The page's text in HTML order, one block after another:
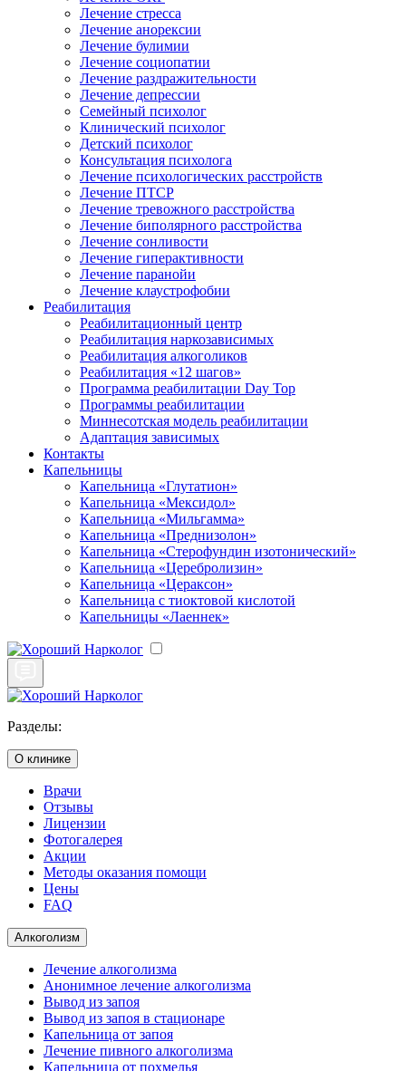
Лечение стресса
Лечение анорексии
Лечение булимии
Лечение социопатии
Лечение раздражительности
Лечение депрессии
Семейный психолог
Клинический психолог
Детский психолог
Консультация психолога
Лечение психологических расстройств
Лечение ПТСР
Лечение тревожного расстройства
Лечение биполярного расстройства
Лечение сонливости
Лечение гиперактивности
Лечение паранойи
Лечение клаустрофобии
Реабилитация
Реабилитационный центр
Реабилитация наркозависимых
Реабилитация алкоголиков
Реабилитация «12 шагов»
Программа реабилитации Day Top
Программы реабилитации
Миннесотская модель реабилитации
Адаптация зависимых
Контакты
Капельницы
Капельница «Глутатион»
Капельница «Мексидол»
Капельница «Мильгамма»
Капельница «Преднизолон»
Капельница «Стерофундин изотонический»
Капельница «Церебролизин»
Капельница «Цераксон»
Капельница с тиоктовой кислотой
Капельницы «Лаеннек»
Разделы:
О клинике
Врачи
Отзывы
Лицензии
Фотогалерея
Акции
Методы оказания помощи
Цены
FAQ
Алкоголизм
Лечение алкоголизма
Анонимное лечение алкоголизма
Вывод из запоя
Вывод из запоя в стационаре
Капельница от запоя
Лечение пивного алкоголизма
Капельница от похмелья